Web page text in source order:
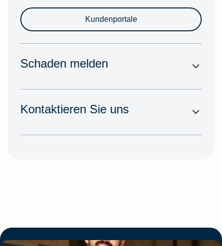
Kundenportale
Schaden melden
Kontaktieren Sie uns